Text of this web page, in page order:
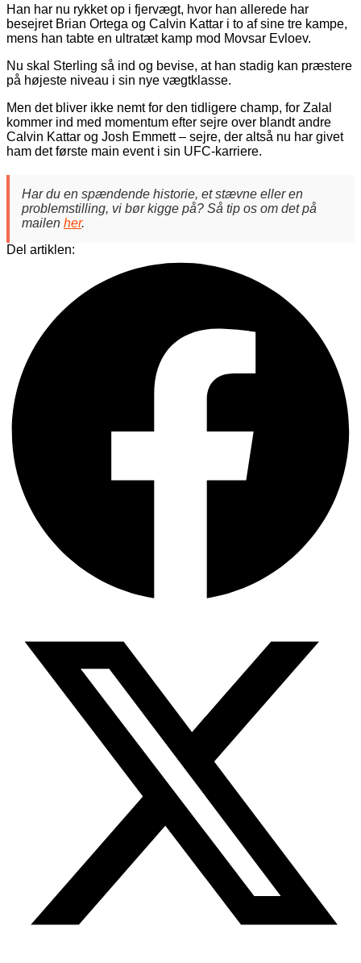
Han har nu rykket op i fjervægt, hvor han allerede har
besejret Brian Ortega og Calvin Kattar i to af sine tre kampe,
mens han tabte en ultratæt kamp mod Movsar Evloev.
Nu skal Sterling så ind og bevise, at han stadig kan præstere
på højeste niveau i sin nye vægtklasse.
Men det bliver ikke nemt for den tidligere champ, for Zalal
kommer ind med momentum efter sejre over blandt andre
Calvin Kattar og Josh Emmett – sejre, der altså nu har givet
ham det første main event i sin UFC-karriere.
Har du en spændende historie, et stævne eller en
problemstilling, vi bør kigge på? Så tip os om det på
mailen her.
Del artiklen: